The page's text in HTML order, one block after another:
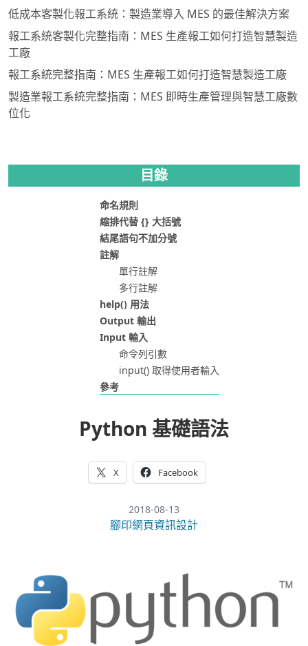
低成本客製化報工系統：製造業導入 MES 的最佳解決方案
報工系統客製化完整指南：MES 生產報工如何打造智慧製造
工廠
報工系統完整指南：MES 生產報工如何打造智慧製造工廠
製造業報工系統完整指南：MES 即時生產管理與智慧工廠數
位化
Python 基礎語法
X Facebook
2018-08-13
腳印網頁資訊設計
目錄
命名規則
縮排代替 {} 大括號
結尾語句不加分號
註解
單行註解
多行註解
help() 用法
Output 輸出
Input 輸入
命令列引數
input() 取得使用者輸入
參考